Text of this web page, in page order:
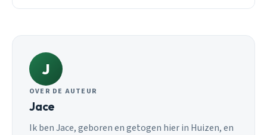
J
OVER DE AUTEUR
Jace
Ik ben Jace, geboren en getogen hier in Huizen, en